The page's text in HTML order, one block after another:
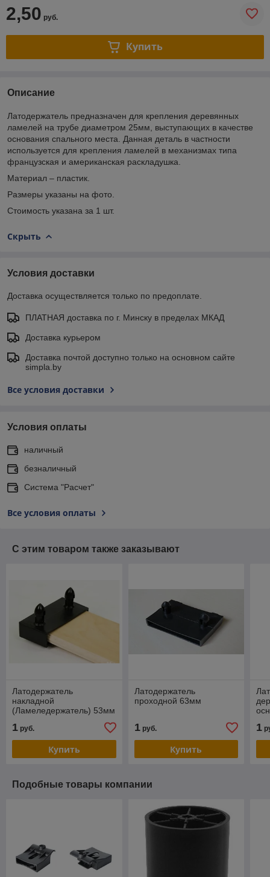
2,50 руб.
Купить
Описание
Латодержатель предназначен для крепления деревянных
ламелей на трубе диаметром 25мм, выступающих в качестве
основания спального места. Данная деталь в частности
используется для крепления ламелей в механизмах типа
французская и американская раскладушка.
Материал – пластик.
Размеры указаны на фото.
Стоимость указана за 1 шт.
Скрыть
Условия доставки
Доставка осуществляется только по предоплате.
ПЛАТНАЯ доставка по г. Минску в пределах МКАД
Доставка курьером
Доставка почтой доступно только на основном сайте
simpla.by
Все условия доставки
Условия оплаты
наличный
безналичный
Система "Расчет"
Все условия оплаты
С этим товаром также заказывают
Латодержатель
накладной
(Ламеледержатель) 53мм
1 руб.
Купить
Латодержатель
проходной 63мм
1руб.
Купить
1
Подобные товары компании